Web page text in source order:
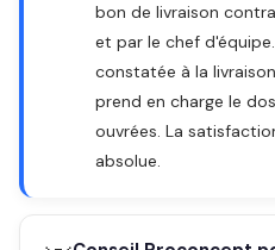
bon de livraison
et par le chef
constatée à la
prend en charge le
ouvrées. La
absolue.